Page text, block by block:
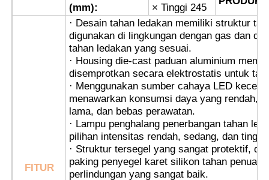
Kelenjar Kabel Buktinya Ledakan
colokan dan soket anti ledakan
(mm):
× Tinggi 245
FITUR
· Desain tahan ledakan memiliki struktur
digunakan di lingkungan dengan gas dan
tahan ledakan yang sesuai.
· Housing die-cast paduan aluminium
disemprotkan secara elektrostatis untuk
· Menggunakan sumber cahaya LED
menawarkan konsumsi daya yang rendah,
lama, dan bebas perawatan.
· Lampu penghalang penerbangan tahan
pilihan intensitas rendah, sedang, dan tinggi.
· Struktur tersegel yang sangat protektif,
paking penyegel karet silikon tahan
perlindungan yang sangat baik.